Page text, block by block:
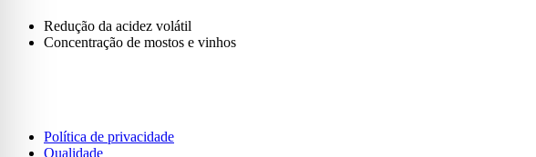
Redução da acidez volátil
Concentração de mostos e vinhos
Política de privacidade
Qualidade